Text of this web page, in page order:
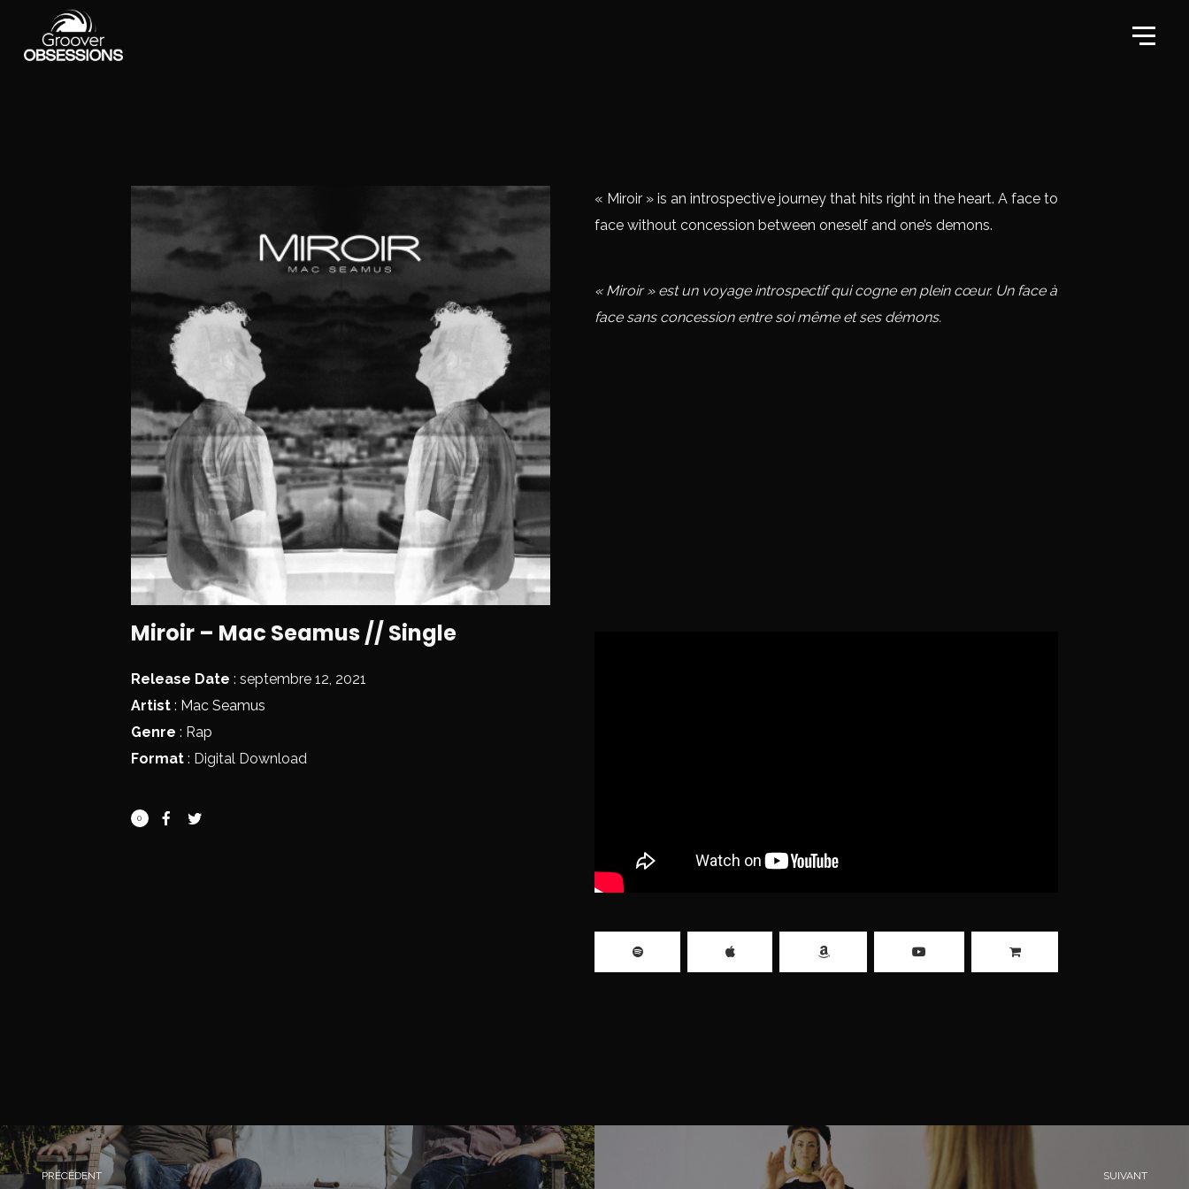
« Miroir » is an introspective journey that hits right in the heart. A face to
face without concession between oneself and one’s demons.
« Miroir » est un voyage introspectif qui cogne en plein cœur. Un face à
face sans concession entre soi même et ses démons.
Miroir – Mac Seamus // Single
Release Date : septembre 12, 2021
Artist: Mac Seamus
Genre : Rap
Format: Digital Download
0
PRÉCÉDENT SUIVANT